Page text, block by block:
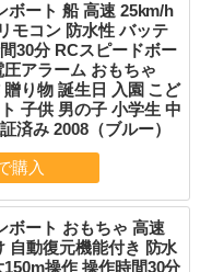
ボート 船 高速 25km/h
モコン 防水性 バッテ
30分 RCスピードボー
圧アラーム おもちゃ
り物 誕生日 入園 こど
子供 男の子 小学生 中
済み 2008（ブルー）
ボート おもちゃ 高速
自動復元機能付き 防水
操作 操作時間30分